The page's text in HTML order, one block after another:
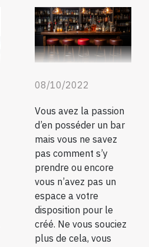
08/10/2022
Vous avez la passion
d’en posséder un bar
mais vous ne savez
pas comment s’y
prendre ou encore
vous n’avez pas un
espace a votre
disposition pour le
créé. Ne vous souciez
plus de cela, vous